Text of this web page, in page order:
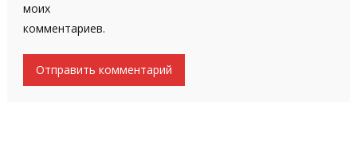
моих
комментариев.